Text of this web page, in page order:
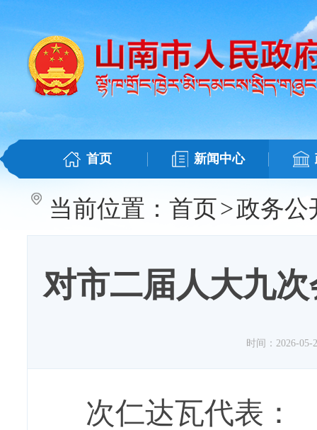
首页 新闻中心
当前位置： 首页>政务公
对市二届人大九
时间：2026-05-
次仁达瓦代表：